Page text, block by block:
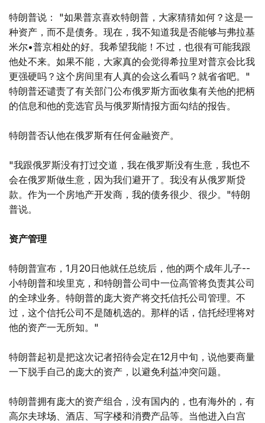
特朗普说： "如果普京喜欢特朗普，大家猜猜如何？这是一
种资产，而不是债务。现在，我不知道我是否能够与弗拉基
米尔•普京相处的好。我希望我能！不过，也很有可能我跟
他处不来。如果不能，大家真的会觉得希拉里对普京会比我
更强硬吗？这个房间里有人真的会这么看吗？就省省吧。"
特朗普还谴责了有关部门公布俄罗斯方面收集有关他的把柄
的信息和他的竞选官员与俄罗斯情报方面勾结的报告。
特朗普否认他在俄罗斯有任何金融资产。
"我跟俄罗斯没有打过交道，我在俄罗斯没有生意，我也不
会在俄罗斯做生意，因为我们避开了。我没有从俄罗斯贷
款。作为一个房地产开发商，我的债务很少、很少。"特朗
普说。
资产管理
特朗普宣布，1月20日他就任总统后，他的两个成年儿子--
小特朗普和埃里克，和特朗普公司中一位高管将负责其公司
的全球业务。特朗普的庞大资产将交托信托公司管理。不
过，这个信托公司不是随机选的。那样的话，信托经理将对
他的资产一无所知。"
特朗普起初是把这次记者招待会定在12月中旬，说他要商量
一下脱手自己的庞大的资产，以避免利益冲突问题。
特朗普拥有庞大的资产组合，没有国内的，也有海外的，有
高尔夫球场、酒店、写字楼和消费产品等。当他进入白宫